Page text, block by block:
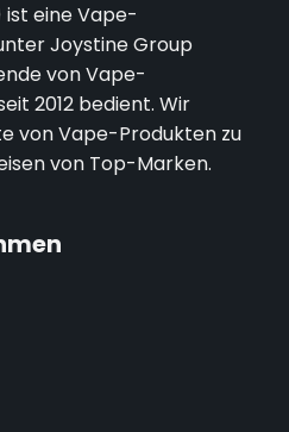
eine Vape-
Joystine Group
von Vape-
2012 bedient. Wir
von Vape-Produkten zu
von Top-Marken.